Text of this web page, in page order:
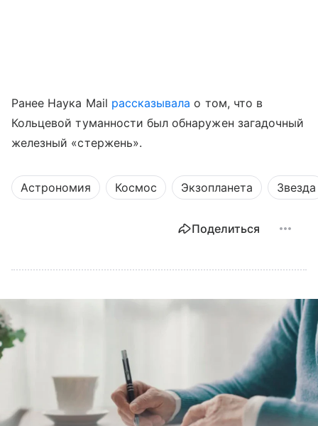
Ранее Наука Mail рассказывала о том, что в
Кольцевой туманности был обнаружен загадочный
железный «стержень».
Астрономия Космос Экзопланета Звезда
Поделиться